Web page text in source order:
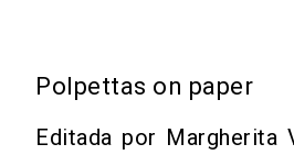
Polpettas on paper
Editada por Margherita